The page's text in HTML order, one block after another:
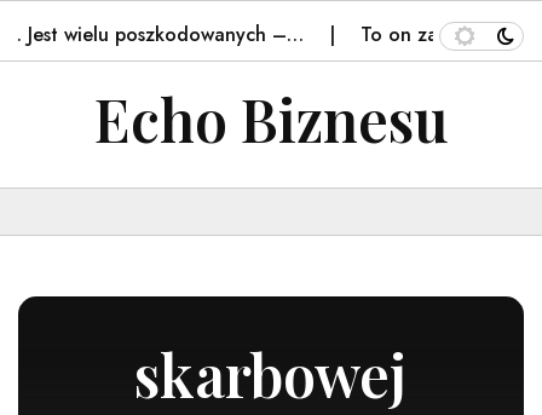
Jest wielu poszkodowanych –… To on zaorał
Echo Biznesu
skarbowej